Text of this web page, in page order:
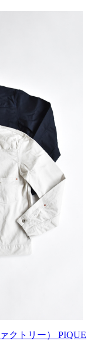
クトリー） PIQUE